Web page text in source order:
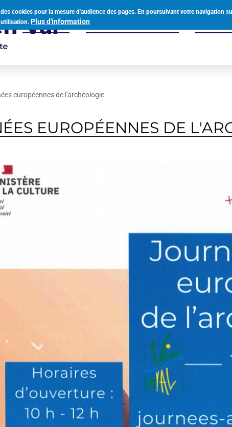
cookies pour la mesure d'audience des pages. En poursuivant votre navigation
utilisation. Plus d'information
Votre mairie
0238588123
européennes de l'archéologie
EUROPÉENNES DE